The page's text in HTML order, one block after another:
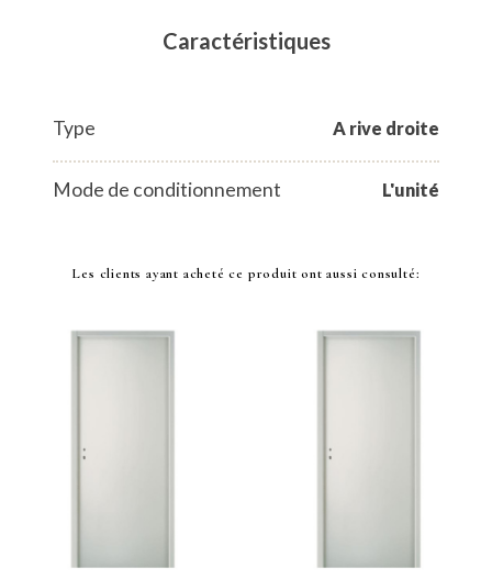
Caractéristiques
Type A rive droite
Mode de conditionnement L'unité
Les clients ayant acheté ce produitont aussi consulté: